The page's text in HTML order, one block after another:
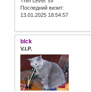
Последний визит:
13.01.2025 18:54:57
blck
V.I.P.